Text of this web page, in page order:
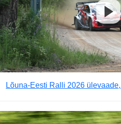
Lõuna-Eesti Ralli 2026